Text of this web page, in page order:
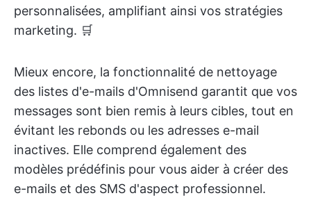
personnalisées, amplifiant ainsi vos stratégies
marketing. 🛒
Mieux encore, la fonctionnalité de nettoyage
des listes d'e-mails d'Omnisend garantit que vos
messages sont bien remis à leurs cibles, tout en
évitant les rebonds ou les adresses e-mail
inactives. Elle comprend également des
modèles prédéfinis pour vous aider à créer des
e-mails et des SMS d'aspect professionnel.